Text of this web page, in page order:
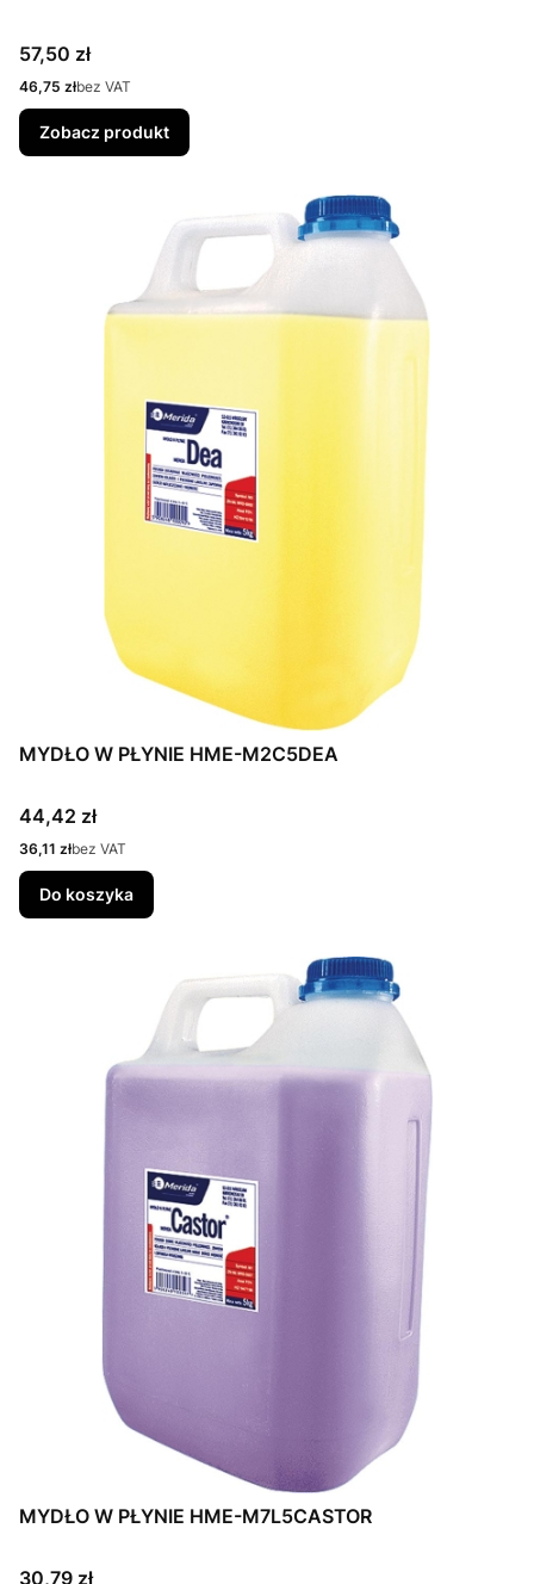
Cena
57,50 zł
Cena
46,75 złbez VAT
Zobacz produkt
MYDŁO W PŁYNIE HME-M2C5DEA
Cena
44,42 zł
Cena
36,11 złbez VAT
Do koszyka
MYDŁO W PŁYNIE HME-M7L5CASTOR
Cena
30,79 zł